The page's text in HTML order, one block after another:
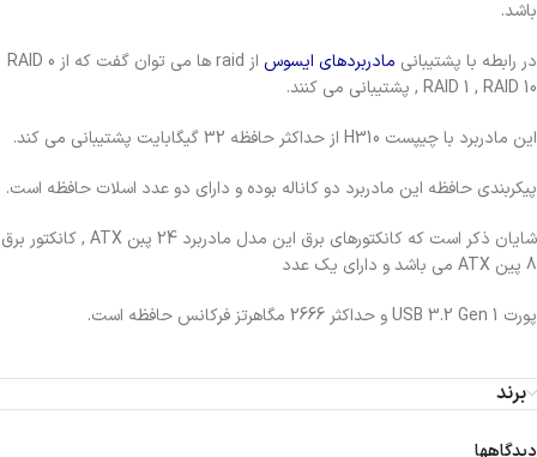
باشد.
در رابطه با پشتیبانی مادربردهای ایسوس
از raid ها می توان گفت که از RAID 0
, RAID 1 , RAID 10 پشتیبانی می کنند.
این مادربرد با چیپست H310 از حداکثر حافظه 32 گیگابایت پشتیبانی می کند.
پیکربندی حافظه این مادربرد دو کاناله بوده و دارای دو عدد اسلات حافظه است.
شایان ذکر است که کانکتورهای برق این مدل مادربرد 24 پبن ATX , کانکتور برق
8 پین ATX می باشد و دارای یک عدد
پورت USB 3.2 Gen 1 و حداکثر 2666 مگاهرتز فرکانس حافظه است.
برند
دیدگاهها